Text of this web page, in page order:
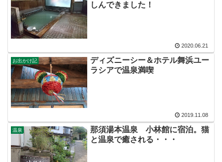
しんできました！
2020.06.21
お出かけ記
ディズニーシー＆ホテル舞浜ユー
ラシアで温泉満喫
2019.11.08
温泉
那須湯本温泉 小林館に宿泊。猫
と温泉で癒される・・・